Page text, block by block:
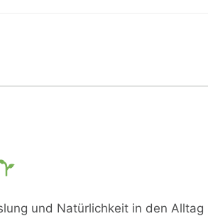
und Natürlichkeit in den Alltag